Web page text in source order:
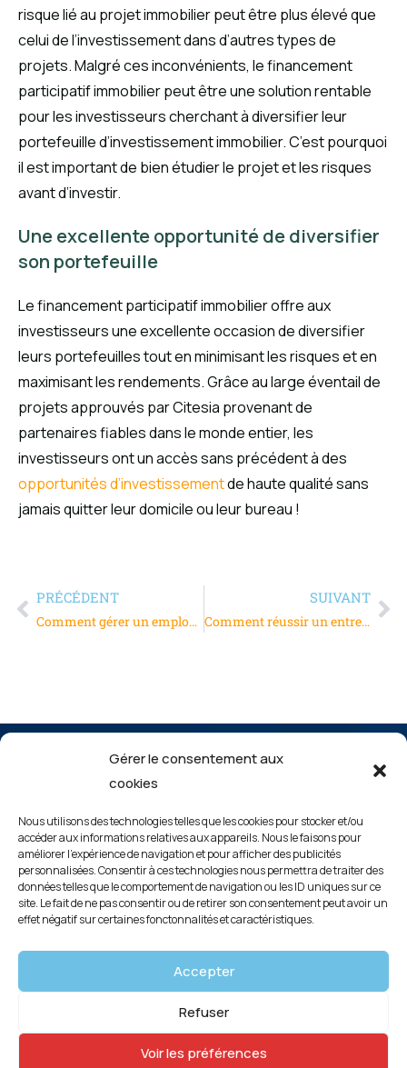
Gérer le consentement aux
cookies
Nous utilisons des technologies telles que les cookies pour stocker et/ou
accéder aux informations relatives aux appareils. Nous le faisons pour
améliorer l’expérience de navigation et pour afficher des publicités
personnalisées. Consentir à ces technologies nous permettra de traiter des
données telles que le comportement de navigation ou les ID uniques sur ce
site. Le fait de ne pas consentir ou de retirer son consentement peut avoir un
effet négatif sur certaines fonctonnalités et caractéristiques.
Accepter
Refuser
Voir les préférences
risque lié au projet immobilier peut être plus élevé que
celui de l’investissement dans d’autres types de
projets. Malgré ces inconvénients, le financement
participatif immobilier peut être une solution rentable
pour les investisseurs cherchant à diversifier leur
portefeuille d’investissement immobilier. C’est pourquoi
il est important de bien étudier le projet et les risques
avant d’investir.
Une excellente opportunité de diversifier
son portefeuille
Le financement participatif immobilier offre aux
investisseurs une excellente occasion de diversifier
leurs portefeuilles tout en minimisant les risques et en
maximisant les rendements. Grâce au large éventail de
projets approuvés par Citesia provenant de
partenaires fiables dans le monde entier, les
investisseurs ont un accès sans précédent à des
opportunités d’investissementde haute qualité sans
jamais quitter leur domicile ou leur bureau !
PRÉCÉDENT
Comment gérer un employé irrespectueux envers sa hiérarchie et ses collègues ?
SUIVANT
Comment réussir un entretien d’embauche ?
Mentions légales
Politique de confidentialité
Politique de cookies (UE)
Copyright © 2026 | créé par